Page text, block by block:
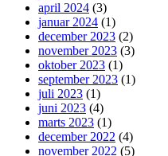
april 2024 (3)
januar 2024 (1)
december 2023 (2)
november 2023 (3)
oktober 2023 (1)
september 2023 (1)
juli 2023 (1)
juni 2023 (4)
marts 2023 (1)
december 2022 (4)
november 2022 (5)